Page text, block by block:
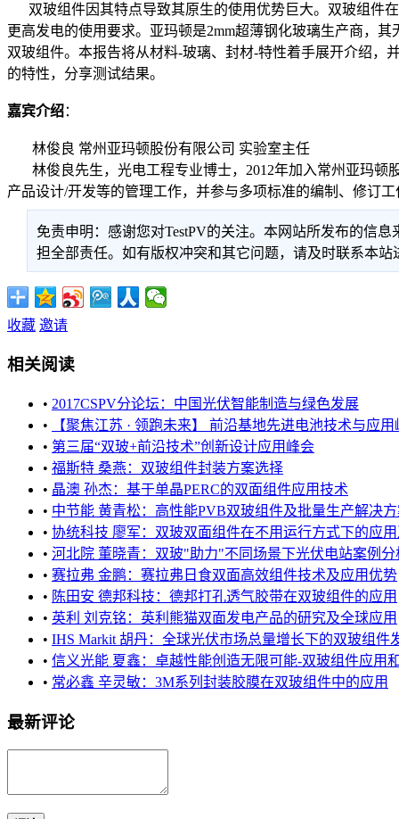
双玻组件因其特点导致其原生的使用优势巨大。双玻组件
更高发电的使用要求。亚玛顿是2mm超薄钢化玻璃生产商，
双玻组件。本报告将从材料-玻璃、封材-特性着手展开介绍，
的特性，分享测试结果。
嘉宾介绍：
林俊良 常州亚玛顿股份有限公司 实验室主任
林俊良先生，光电工程专业博士，2012年加入常州亚玛顿
产品设计/开发等的管理工作，并参与多项标准的编制、修订
免责申明：感谢您对TestPV的关注。本网站所发布的信
担全部责任。如有版权冲突和其它问题，请及时联系本
收藏 邀请
相关阅读
• 2017CSPV分论坛：中国光伏智能制造与绿色发展
•
【聚焦江苏 · 领跑未来】 前沿基地先进电池技术与应用
• 第三届“双玻+前沿技术”创新设计应用峰会
• 福斯特 桑燕：双玻组件封装方案选择
• 晶澳 孙杰：基于单晶PERC的双面组件应用技术
• 中节能 黄青松：高性能PVB双玻组件及批量生产解决
• 协统科技 廖军：双玻双面组件在不用运行方式下的应
• 河北院 董晓青：双玻"助力"不同场景下光伏电站案例分
• 赛拉弗 金鹏：赛拉弗日食双面高效组件技术及应用优势
• 陈田安 德邦科技：德邦打孔透气胶带在双玻组件的应用
• 英利 刘克铭：英利熊猫双面发电产品的研究及全球应用
• IHS Markit 胡丹：全球光伏市场总量增长下的双玻组件
• 信义光能 夏鑫：卓越性能创造无限可能-双玻组件应用
• 常必鑫 辛灵敏：3M系列封装胶膜在双玻组件中的应用
最新评论